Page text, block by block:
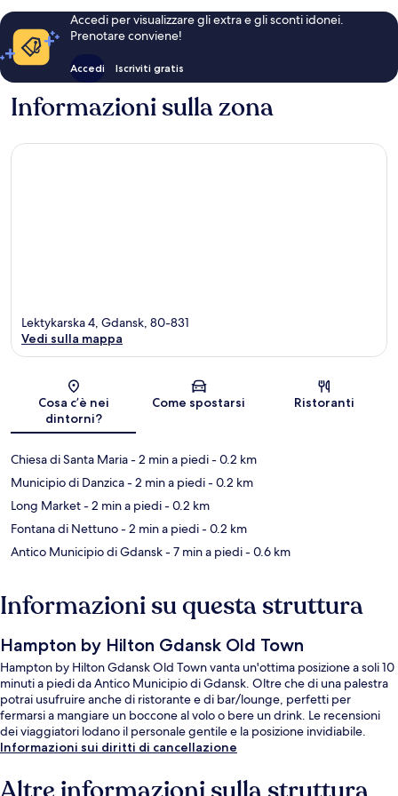
Accedi per visualizzare gli extra e gli sconti idonei.
Prenotare conviene!
Accedi Iscriviti gratis
Informazioni sulla zona
Mappa
Lektykarska 4, Gdansk, 80-831
Vedi sulla mappa
Cosa c’è nei
dintorni?
Come spostarsi Ristoranti
Chiesa di Santa Maria- 2 min a piedi- 0.2 km
Municipio di Danzica- 2 min a piedi- 0.2 km
Long Market- 2 min a piedi- 0.2 km
Fontana di Nettuno- 2 min a piedi- 0.2 km
Antico Municipio di Gdansk- 7 min a piedi- 0.6 km
Informazioni su questa struttura
Hampton by Hilton Gdansk Old Town
Hampton by Hilton Gdansk Old Town vanta un'ottima posizione a soli 10
minuti a piedi da Antico Municipio di Gdansk. Oltre che di una palestra
potrai usufruire anche di ristorante e di bar/lounge, perfetti per
fermarsi a mangiare un boccone al volo o bere un drink. Le recensioni
dei viaggiatori lodano il personale gentile e la posizione invidiabile.
Informazioni sui diritti di cancellazione